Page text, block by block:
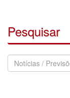
Pesquisar
Pesquisar
Notícias